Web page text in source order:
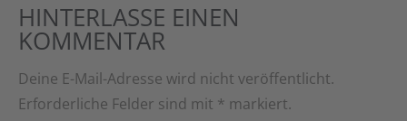
HINTERLASSE EINEN
KOMMENTAR
Deine E-Mail-Adresse wird nicht veröffentlicht.
Erforderliche Felder sind mit * markiert.